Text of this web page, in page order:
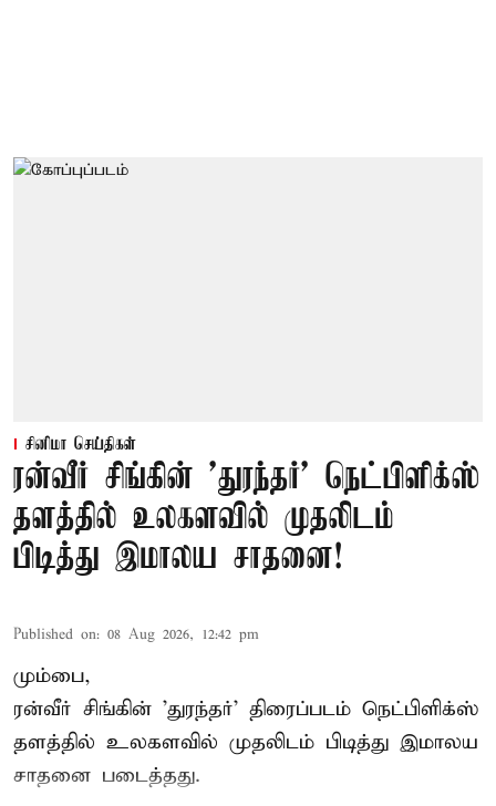
சினிமா செய்திகள்
ரன்வீர் சிங்கின் 'துரந்தர்' நெட்பிளிக்ஸ்
தளத்தில் உலகளவில் முதலிடம்
பிடித்து இமாலய சாதனை!
Published on: 08 Aug 2026, 12:42 pm
மும்பை,
ரன்வீர் சிங்கின் 'துரந்தர்' திரைப்படம் நெட்பிளிக்ஸ்
தளத்தில் உலகளவில் முதலிடம் பிடித்து இமாலய
சாதனை படைத்தது.